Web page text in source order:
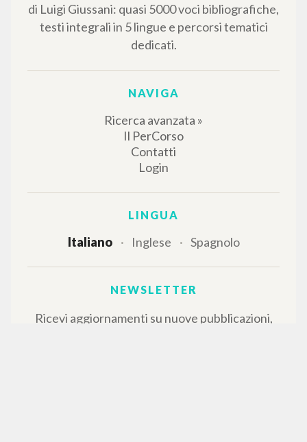
di Luigi Giussani: quasi 5000 voci bibliografiche,
testi integrali in 5 lingue e percorsi tematici
dedicati.
NAVIGA
Ricerca avanzata »
Il PerCorso
Contatti
Login
LINGUA
Italiano Inglese Spagnolo
NEWSLETTER
Ricevi aggiornamenti su nuove pubblicazioni,